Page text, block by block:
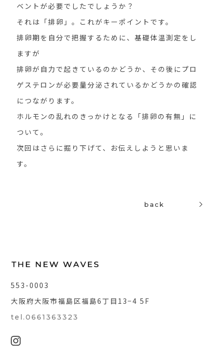
ベントが必要でしたでしょうか？
それは「排卵」。これがキーポイントです。
排卵期を自分で把握するために、基礎体温測定をし
ますが
排卵が自力で起きているのかどうか、その後にプロ
ゲステロンが必要量分泌されているかどうかの確認
につながります。
ホルモンの乱れのきっかけとなる「排卵の有無」に
ついて。
次回はさらに掘り下げて、お伝えしようと思いま
す。
back
553-0003
大阪府大阪市福島区福島6丁目13−4 5F
tel.0661363323